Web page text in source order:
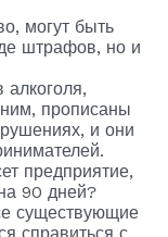
могут быть
штрафов, но и
прописаны
и они
предприятие,
90 дней?
существующие
справиться с